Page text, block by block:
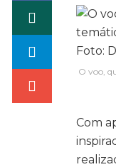
O voo,
Com